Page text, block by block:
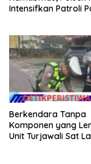
Intensifkan Patroli
Berkendara Tanpa
Komponen yang
Unit Turjawali Sat